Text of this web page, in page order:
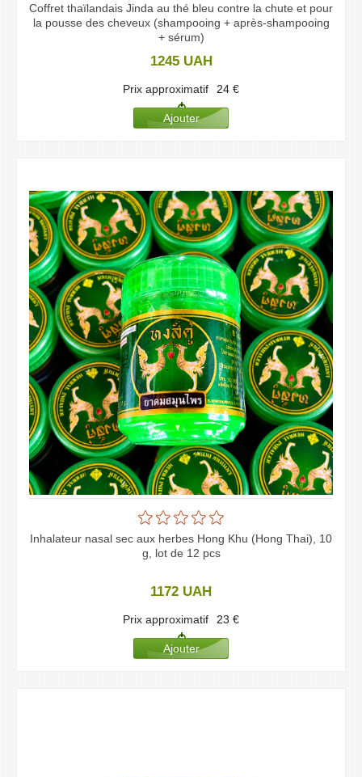
Coffret thaïlandais Jinda au thé bleu contre la chute et pour
la pousse des cheveux (shampooing + après-shampooing
+ sérum)
1245 UAH
Prix approximatif 24 €
Inhalateur nasal sec aux herbes Hong Khu (Hong Thai), 10
g, lot de 12 pcs
1172 UAH
Prix approximatif 23 €